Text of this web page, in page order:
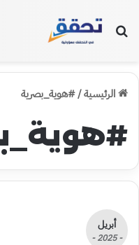
بحث عن
الرئيسية/#هوية_بصرية
أبريل
- 2025 -